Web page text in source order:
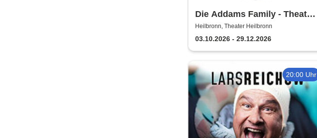
Die Addams Family - Theater
Heilbronn
Heilbronn, Theater Heilbronn
03.10.2026 - 29.12.2026
20:00 Uhr